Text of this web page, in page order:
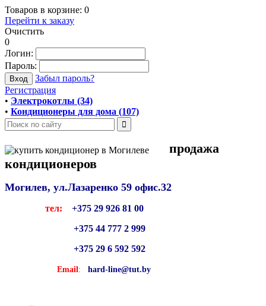
Товаров в корзине: 0
Перейти к заказу
Очистить
0
Логин:
Пароль:
Забыл пароль?
Регистрация
• Электрокотлы (34)
• Кондиционеры для дома (107)
продажа
кондиционеров
Могилев, ул.Лазаренко 59 офис.32
тел: +375 29 926 81 00
+375 44 777 2 999
+375 29 6 592 592
Email: hard-line@tut.by